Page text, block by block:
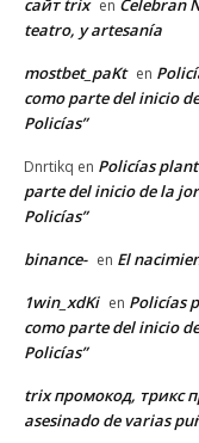
сайт trix en Celebran
teatro, y artesanía
mostbet_paKt en
como parte del inicio
Policías”
Dnrtikq en Policías
parte del inicio de la
Policías”
binance- en El
1win_xdKi en Policías
como parte del inicio
Policías”
trix промокод, трикс
asesinado de varias